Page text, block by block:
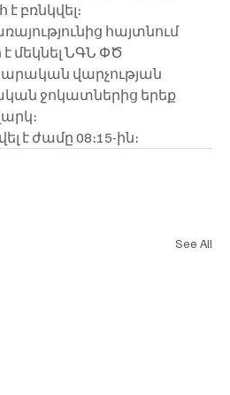
բռնկվել։
հայտնում
է մեկնել ՆԳՆ ՓԾ
վարչության
ջոկատներից երեք
է ժամը 08։15-ին։
See All